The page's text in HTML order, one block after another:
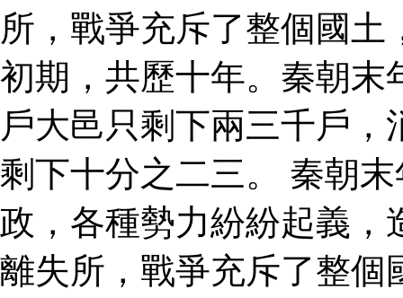
所，戰爭充斥了整個國
初期，共歷十年。秦朝末
戶大邑只剩下兩三千戶
剩下十分之二三。 秦朝
政，各種勢力紛紛起義，
離失所，戰爭充斥了整個